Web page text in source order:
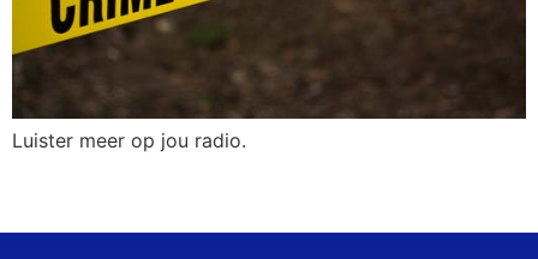
Luister meer op jou radio.